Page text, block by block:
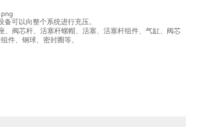
可以向整个系统进行充压。
阀芯杆、活塞杆螺帽、活塞、活塞杆组件、气缸、阀芯
件、钢球、密封圈等。